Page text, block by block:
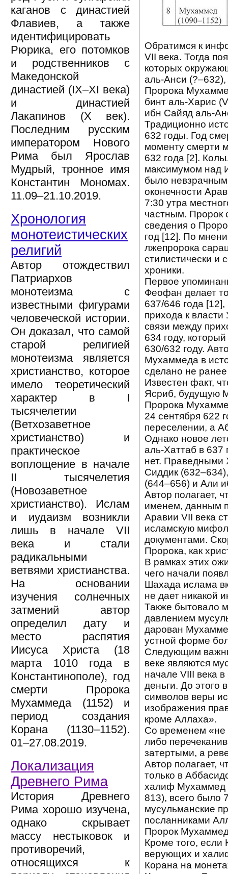
каганов с династией
Флавиев, а также
идентифицировать
Рюрика, его потомков
и родственников с
Македонской
династией (IX–XI века)
и династией
Лакапинов (X век).
Последним русским
императором Нового
Рима был Ярослав
Мудрый, тронное имя
Константин Мономах.
11.09–21.10.2019.
Хронология
монотеистических
религий
Автор отождествил
Патриархов
монотеизма с
известными фигурами
человеческой истории.
Он доказал, что самой
старой религией
монотеизма является
христианство, которое
имело теоретический
характер в I
тысячелетии
(Ветхозаветное
христианство) и
практическое
воплощение в начале
II тысячелетия
(Новозаветное
христианство). Ислам
и иудаизм возникли
лишь в начале VII
века и стали
радикальными
ветвями христианства.
На основании
изучения солнечных
затмений автор
определил дату и
место распятия
Иисуса Христа (18
марта 1010 года в
Константинополе), год
смерти Пророка
Мухаммеда (1152) и
период создания
Корана (1130–1152).
01–27.08.2019.
Локализация
Древнего Рима
История Древнего
Рима хорошо изучена,
однако скрывает
массу нестыковок и
противоречий,
относящихся к
Обратимся к
VII века. Тогда
которых
аль-Анси (?–632),
Пророка
бинт аль-Харис
ибн Сайяд аль-
Традиционно
632 годы. Год
моменту смерти
632 года [2].
максимумом над
было
оконечности
7:30 утра
частным. Пророк
сведения о
год [12]. По
лжепророка
стилистически и
хроники.
Первое
Феофан делает
637/646 года
прихода к
связи между
634 году,
630/632 году.
Мухаммеда в
сделано не
Известен факт,
Ясриб, будущую
Пророка
24 сентября 622
переселении, а
Однако новое
аль-Хаттаб в
нет.
Сиддик
(644–656) и Али
Автор полагает,
именем, данным
Аравии VII века
исламскую
документами.
Пророка, как
В рамках этих
чего начали
Шахада ислама
не дает никакой
Также бытовало
давлением
дарован
устной форме
Следующим
веке являются
начале VIII века
деньги. До этого
символов веры
изображения
кроме Аллаха».
Со временем «не
либо
затертыми, а
Автор полагает,
только в
халиф Мухаммед
813), всего было
мусульманские
посланниками
Пророк
Кроме того, если
верующих и
Корана на